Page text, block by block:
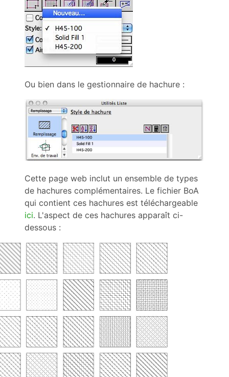
Ou bien dans le gestionnaire de hachure :
Cette page web inclut un ensemble de types
de hachures complémentaires. Le fichier BoA
qui contient ces hachures est téléchargeable
ici. L'aspect de ces hachures apparaît ci-
dessous :